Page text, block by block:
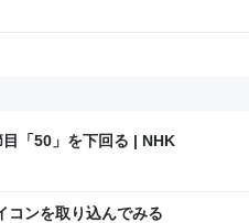
「50」を下回る | NHK
ンを取り込んでみる